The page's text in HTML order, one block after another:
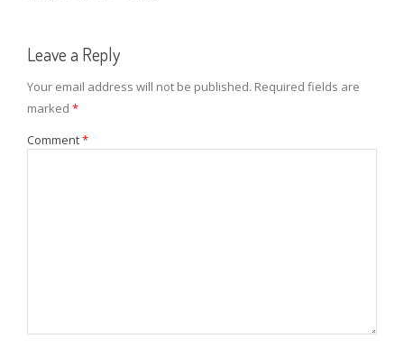
Leave a Reply
Your email address will not be published. Required fields are
marked *
Comment*